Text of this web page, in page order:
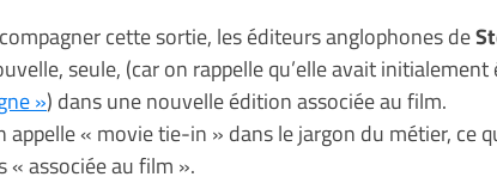
cette sortie, les éditeurs anglophones de
seule, (car on rappelle qu’elle avait initialement
») dans une nouvelle édition associée au film.
appelle « movie tie-in » dans le jargon du métier, ce
« associée au film ».